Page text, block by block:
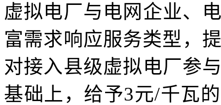
虚拟电厂与电网企业、
富需求响应服务类型，
对接入县级虚拟电厂参
基础上，给予3元/千瓦